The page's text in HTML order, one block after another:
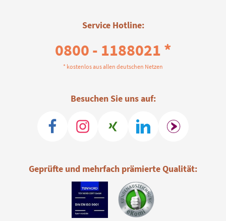
Service Hotline:
0800 - 1188021 *
* kostenlos aus allen deutschen Netzen
Besuchen Sie uns auf:
Geprüfte und mehrfach prämierte Qualität: